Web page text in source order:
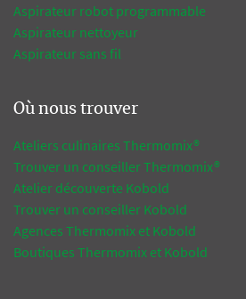
Aspirateur robot programmable
Aspirateur nettoyeur
Aspirateur sans fil
Où nous trouver
Ateliers culinaires Thermomix®
Trouver un conseiller Thermomix®
Atelier découverte Kobold
Trouver un conseiller Kobold
Agences Thermomix et Kobold
Boutiques Thermomix et Kobold